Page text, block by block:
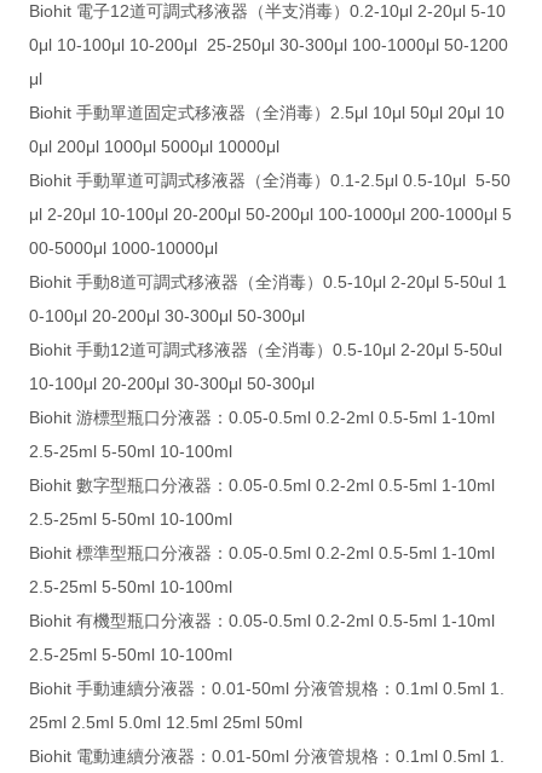
Biohit 電子12道可調式移液器（半支消毒）0.2-10μl 2-20μl 5-10
0μl 10-100μl 10-200μl 25-250μl 30-300μl 100-1000μl 50-1200
μl
Biohit 手動單道固定式移液器（全消毒）2.5μl 10μl 50μl 20μl 10
0μl 200μl 1000μl 5000μl 10000μl
Biohit 手動單道可調式移液器（全消毒）0.1-2.5μl 0.5-10μl 5-50
μl 2-20μl 10-100μl 20-200μl 50-200μl 100-1000μl 200-1000μl 5
00-5000μl 1000-10000μl
Biohit 手動8道可調式移液器（全消毒）0.5-10μl 2-20μl 5-50ul 1
0-100μl 20-200μl 30-300μl 50-300μl
Biohit 手動12道可調式移液器（全消毒）0.5-10μl 2-20μl 5-50ul
10-100μl 20-200μl 30-300μl 50-300μl
Biohit 游標型瓶口分液器：0.05-0.5ml 0.2-2ml 0.5-5ml 1-10ml
2.5-25ml 5-50ml 10-100ml
Biohit 數字型瓶口分液器：0.05-0.5ml 0.2-2ml 0.5-5ml 1-10ml
2.5-25ml 5-50ml 10-100ml
Biohit 標準型瓶口分液器：0.05-0.5ml 0.2-2ml 0.5-5ml 1-10ml
2.5-25ml 5-50ml 10-100ml
Biohit 有機型瓶口分液器：0.05-0.5ml 0.2-2ml 0.5-5ml 1-10ml
2.5-25ml 5-50ml 10-100ml
Biohit 手動連續分液器：0.01-50ml 分液管規格：0.1ml 0.5ml 1.
25ml 2.5ml 5.0ml 12.5ml 25ml 50ml
Biohit 電動連續分液器：0.01-50ml 分液管規格：0.1ml 0.5ml 1.